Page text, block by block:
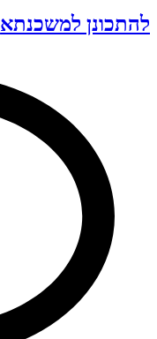
להתכונן למשכנתא